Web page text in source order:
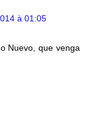
à 01:05
Nuevo, que venga